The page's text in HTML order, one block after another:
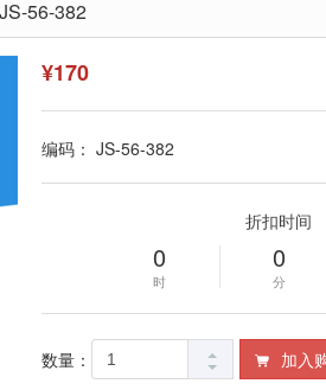
56-382
¥170
编码： JS-56-382
折扣时间
0
时
0
分
数量： 加入